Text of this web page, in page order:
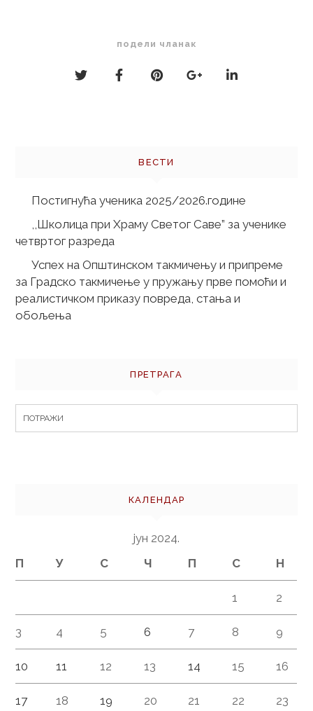
подели чланак
ВЕСТИ
Постигнућа ученика 2025/2026.године
,,Школица при Храму Светог Саве” за ученике
четвртог разреда
Успех на Општинском такмичењу и припреме
за Градско такмичење у пружању прве помоћи и
реалистичком приказу повреда, стања и
обољења
ПРЕТРАГА
for:
КАЛЕНДАР
јун 2024.
П
У С Ч П С Н
1 2
3 4 5 6 7 8 9
10 11 12 13 14 15 16
17 18 19 20 21 22 23